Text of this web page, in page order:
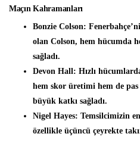
Maçın Kahramanları
Bonzie Colson:
olan Colson, hem hücumda
sağladı.
Devon Hall: Hızlı
hem skor üretimi hem de pas
büyük katkı sağladı.
Nigel Hayes: Temsilcimizin
özellikle üçüncü çeyrekte